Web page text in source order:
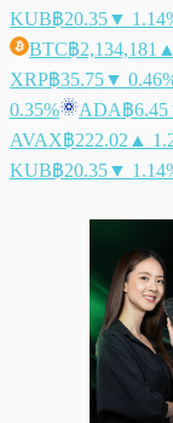
KUB฿20.35▼
BTC฿2,134,181
XRP฿35.75▼
0.35%
ADA฿6.45
AVAX฿222.02 ▲
KUB฿20.35▼